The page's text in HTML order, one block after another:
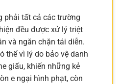
phải tất cả các trường
đều được xử lý triệt
và ngăn chặn tái diễn.
thể vì lý do bảo vệ danh
giấu, khiến những kẻ
e ngại hình phạt, còn